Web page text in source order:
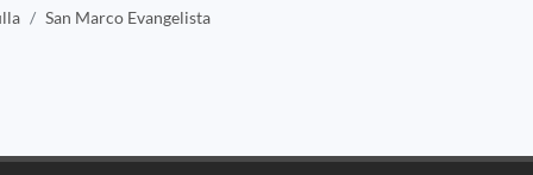
San Marco Evangelista